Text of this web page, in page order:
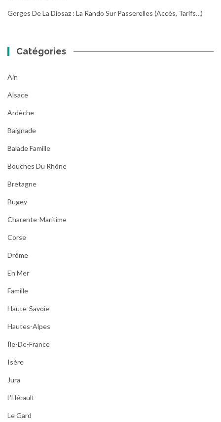
Gorges De La Diosaz : La Rando Sur Passerelles (Accès, Tarifs…)
Catégories
Ain
Alsace
Ardèche
Baignade
Balade Famille
Bouches Du Rhône
Bretagne
Bugey
Charente-Maritime
Corse
Drôme
En Mer
Famille
Haute-Savoie
Hautes-Alpes
Île-De-France
Isère
Jura
L'Hérault
Le Gard